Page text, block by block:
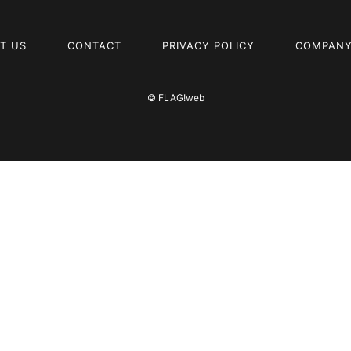
US CONTACT PRIVACY POLICY
© FLAG!web